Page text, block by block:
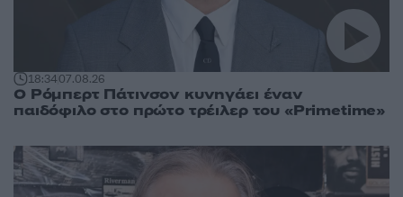
18:3407.08.26
Ο Ρόμπερτ Πάτινσον κυνηγάει έναν
παιδόφιλο στο πρώτο τρέιλερ του «Primetime»